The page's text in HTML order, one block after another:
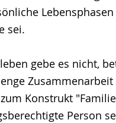
sei.
gebe es nicht,
Konstrukt
Person